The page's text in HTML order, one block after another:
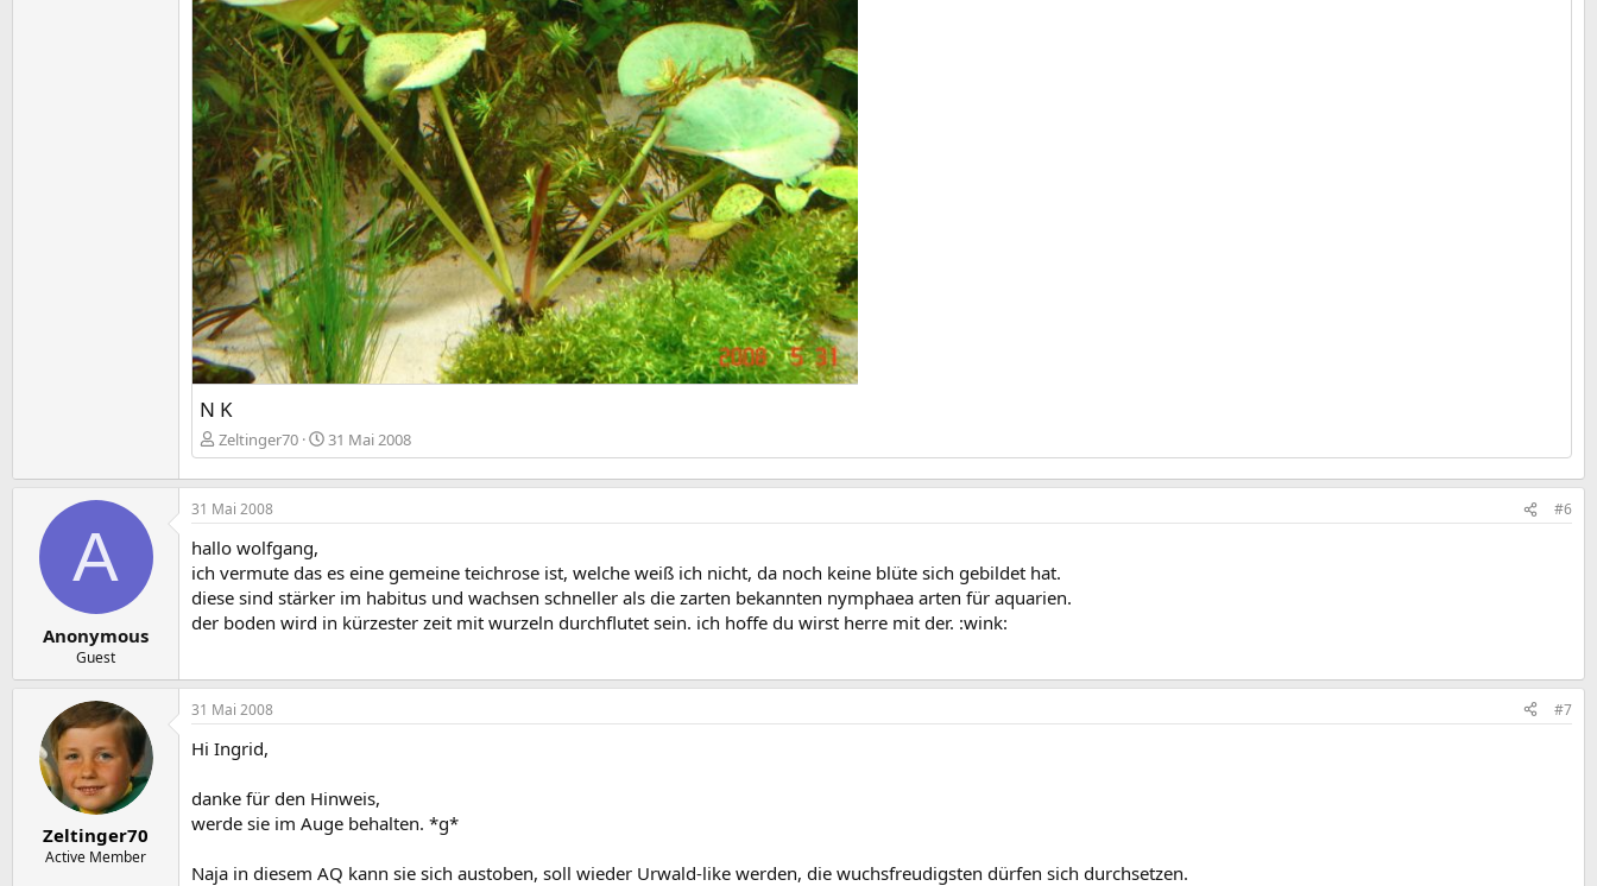
N K
Zeltinger70 31 Mai 2008
A
Anonymous
Guest
31 Mai 2008 #6
hallo wolfgang,
ich vermute das es eine gemeine teichrose ist, welche weiß ich nicht, da noch keine blüte sich gebildet hat.
diese sind stärker im habitus und wachsen schneller als die zarten bekannten nymphaea arten für aquarien.
der boden wird in kürzester zeit mit wurzeln durchflutet sein. ich hoffe du wirst herre mit der. :wink:
Zeltinger70
Active Member
31 Mai 2008 #7
Hi Ingrid,
danke für den Hinweis,
werde sie im Auge behalten. *g*
Naja in diesem AQ kann sie sich austoben, soll wieder Urwald-like werden, die wuchsfreudigsten dürfen sich durchsetzen.